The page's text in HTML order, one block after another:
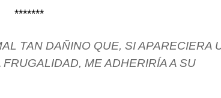
*******
TAN DAÑINO QUE, SI APARECIERA
ME ADHERIRÍA A SU